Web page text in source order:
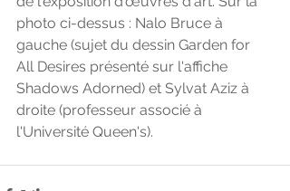
photo ci-dessus : Nalo Bruce à
gauche (sujet du dessin Garden for
All Desires présenté sur l'affiche
Shadows Adorned) et Sylvat Aziz à
droite (professeur associé à
l'Université Queen's).